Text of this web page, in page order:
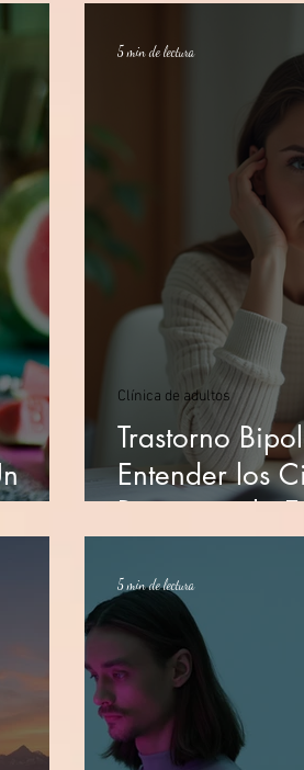
Trastorno
Entender los
Recuperar la
Clínica de adultos
5 min de lectura
5 min de lectura